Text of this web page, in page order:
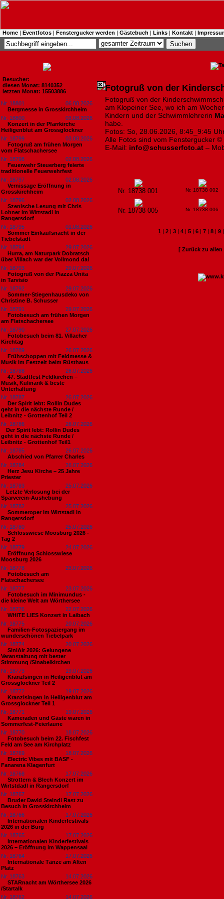
Home | Eventfotos | Fenstergucker werden | Gästebuch | Links | Kontakt |
Besucher:
diesen Monat: 8140352
letzten Monat: 15503886
Nr. 18801
06.08.2026
Bergmesse in Grosskirchheim
Nr. 18800
03.08.2026
Konzert in der Pfarrkirche
Heiligenblut am Grossglockner
Nr. 18799
03.08.2026
Fotogruß am frühen Morgen
vom Flatschachersee
Nr. 18798
02.08.2026
Feuerwehr Steuerberg feierte
traditionelle Feuerwehrfest
Nr. 18797
02.08.2026
Vernissage Eröffnung in
Grosskirchheim
Nr. 18796
02.08.2026
Szenische Lesung mit Chris
Lohner im Wirtstadl in
Rangersdorf
Nr. 18795
01.08.2026
Sommer Einkaufsnacht in der
Tiebelstadt
Nr. 18794
29.07.2026
Hurra, am Naturpark Dobratsch
über Villach war der Vollmond da!
Nr. 18793
29.07.2026
Fotogruß von der Piazza Unita
in Tarvisio
Nr. 18792
29.07.2026
Sommer-Stiegenhausdeko von
Christine B. Schusser
Nr. 18791
29.07.2026
Fotobesuch am frühen Morgen
am Flatschachersee
Nr. 18790
27.07.2026
Fotobesuch beim 81. Villacher
Kirchtag
Nr. 18789
26.07.2026
Frühschoppen mit Feldmesse &
Musik im Festzelt beim Rüsthaus
Nr. 18788
26.07.2026
47. Stadtfest Feldkirchen –
Musik, Kulinarik & beste
Unterhaltung
Nr. 18787
26.07.2026
Der Spirit lebt: Rollin Dudes
geht in die nächste Runde /
Leibnitz - Grottenhof Teil 2
Nr. 18786
26.07.2026
​Der Spirit lebt: Rollin Dudes
geht in die nächste Runde /
Leibnitz - Grottenhof Teil1
Nr. 18785
26.07.2026
Abschied von Pfarrer Charles
Nr. 18784
26.07.2026
Herz Jesu Kirche – 25 Jahre
Priester
Nr. 18783
25.07.2026
​Letzte Verlosung bei der
Sparverein-Aushebung
Nr. 18782
25.07.2026
Sommeroper im Wirtstadl in
Rangersdorf
Nr. 18780
25.07.2026
Schlosswiese Moosburg 2026 -
Tag 2
Nr. 18779
24.07.2026
Eröffnung Schlosswiese
Moosburg 2026
Nr. 18778
23.07.2026
Fotobesuch am
Flatschachersee
Nr. 18777
23.07.2026
Fotobesuch im Minimundus -
die kleine Welt am Wörthersee
Nr. 18776
22.07.2026
WHITE LIES Konzert in Laibach
Nr. 18775
20.07.2026
Familien-Fotospaziergang im
wunderschönen Tiebelpark
Nr. 18774
20.07.2026
SiniAir 2026: Gelungene
Veranstaltung mit bester
Stimmung /Sinabelkirchen
Nr. 18773
19.07.2026
Kranzlsingen in Heiligenblut am
Grossglockner Teil 2
Nr. 18772
19.07.2026
Kranzlsingen in Heiligenblut am
Grossglockner Teil 1
Nr. 18771
19.07.2026
Kameraden und Gäste waren in
Sommerfest-Feierlaune
Nr. 18770
18.07.2026
Fotobesuch beim 22. Fischfest
Feld am See am Kirchplatz
Nr. 18769
18.07.2026
Electric Vibes mit BASF -
Fanarena Klagenfurt
Nr. 18768
17.07.2026
Strottern & Blech Konzert im
Wirtstdadl in Rangersdorf
Nr. 18767
17.07.2026
Bruder David Steindl Rast zu
Besuch in Grosskirchheim
Nr. 18766
17.07.2026
Internationalen Kinderfestivals
2026 in der Burg
Nr. 18765
17.07.2026
Internationalen Kinderfestivals
2026 – Eröffnung im Wappensaal
Nr. 18764
17.07.2026
Internationale Tänze am Alten
Platz
Nr. 18763
14.07.2026
STARnacht am Wörthersee 2026
/Startalk
Nr. 18762
14.07.2026
Fotogruß von der
Fotogruß von der
am Klopeiner See, wo ich am
Kindern und der Schwimmlehrerin
habe.
Fotos: So, 28.06.2026, 8:45_9:45
Alle Fotos sind vom Fenstergucker ©
E-Mail: info@schusserfoto.at –
Nr. 18738 001 Nr. 18738 002
Nr. 18738 005 Nr. 18738 006
1 | 2 | 3 | 4 | 5 | 6 | 7 | 8 | 9
[ Zurück zu